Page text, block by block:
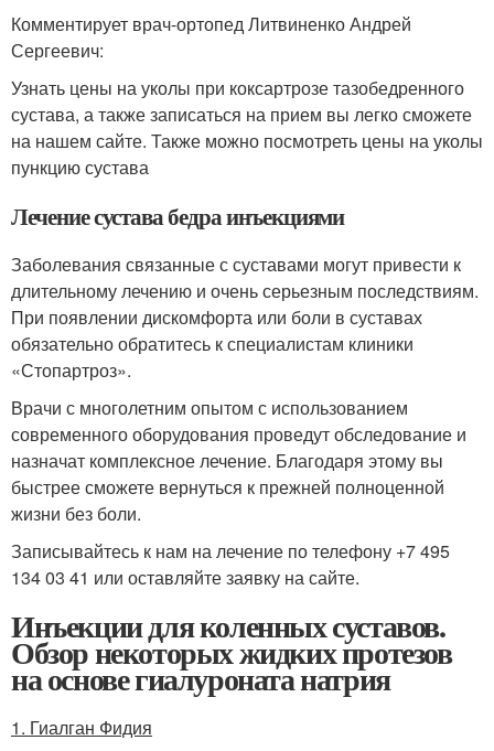
Комментирует врач-ортопед Литвиненко Андрей
Сергеевич:
Узнать цены на уколы при коксартрозе тазобедренного
сустава, а также записаться на прием вы легко сможете
на нашем сайте. Также можно посмотреть цены на уколы
пункцию сустава
Лечение сустава бедра инъекциями
Заболевания связанные с суставами могут привести к
длительному лечению и очень серьезным последствиям.
При появлении дискомфорта или боли в суставах
обязательно обратитесь к специалистам клиники
«Стопартроз».
Врачи с многолетним опытом с использованием
современного оборудования проведут обследование и
назначат комплексное лечение. Благодаря этому вы
быстрее сможете вернуться к прежней полноценной
жизни без боли.
Записывайтесь к нам на лечение по телефону +7 495
134 03 41 или оставляйте заявку на сайте.
Инъекции для коленных суставов.
Обзор некоторых жидких протезов
на основе гиалуроната натрия
1. Гиалган Фидия